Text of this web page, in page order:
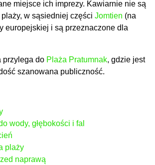
miejsce ich imprezy. Kawiarnie nie są
w sąsiedniej części Jomtien (na
europejskiej i są przeznaczone dla
przylega do Plaża Pratumnak, gdzie jest
szanowana publiczność.
wody, głębokości i fal
plaży
naprawą